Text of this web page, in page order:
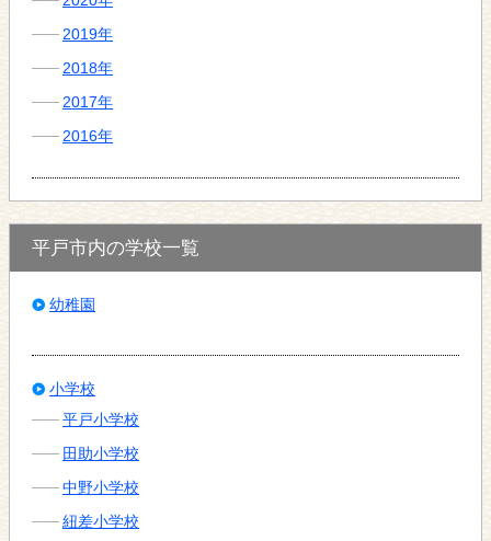
2019年
2018年
2017年
2016年
平戸市内の学校一覧
幼稚園
小学校
平戸小学校
田助小学校
中野小学校
紐差小学校